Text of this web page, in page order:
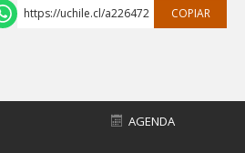
https://uchile.cl/a226472 COPIAR
AGENDA